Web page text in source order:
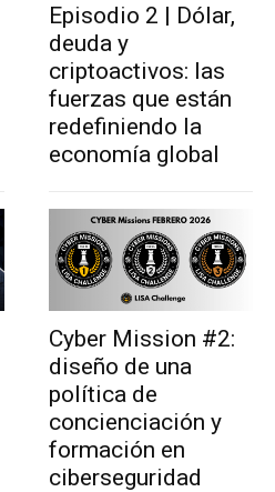
Episodio 2 | Dólar,
deuda y
criptoactivos: las
fuerzas que están
redefiniendo la
economía global
Cyber Mission #2:
diseño de una
política de
concienciación y
formación en
ciberseguridad